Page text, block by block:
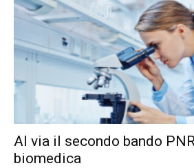
Al via il secondo bando
biomedica